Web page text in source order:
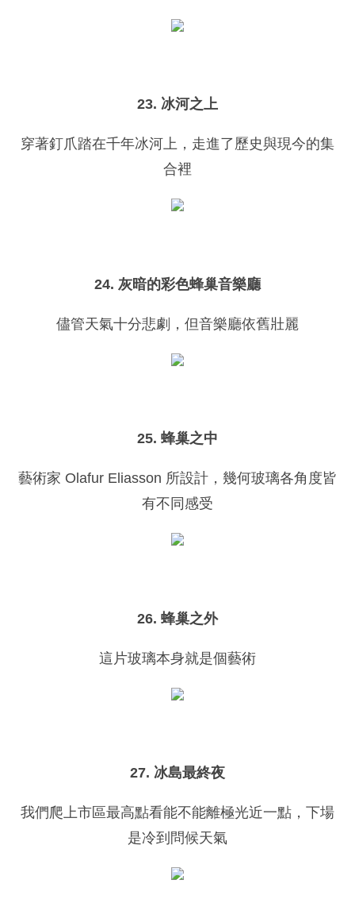
23. 冰河之上
穿著釘爪踏在千年冰河上，走進了歷史與現今的集
合裡
24. 灰暗的彩色蜂巢音樂廳
儘管天氣十分悲劇，但音樂廳依舊壯麗
25. 蜂巢之中
藝術家 Olafur Eliasson 所設計，幾何玻璃各角度皆
有不同感受
26. 蜂巢之外
這片玻璃本身就是個藝術
27. 冰島最終夜
我們爬上市區最高點看能不能離極光近一點，下場
是冷到問候天氣